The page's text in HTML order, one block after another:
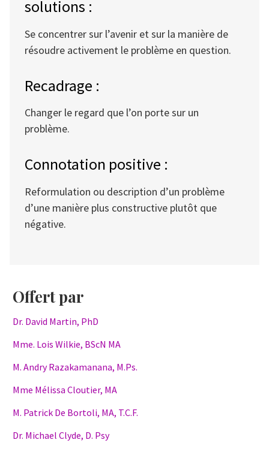
Offert par
Dr. David Martin, PhD
Mme. Lois Wilkie, BScN MA
M. Andry Razakamanana, M.Ps.
Mme Mélissa Cloutier, MA
M. Patrick De Bortoli, MA, T.C.F.
Dr. Michael Clyde, D. Psy
solutions :
Se concentrer sur l’avenir et sur la manière de
résoudre activement le problème en question.
Recadrage :
Changer le regard que l’on porte sur un
problème.
Connotation positive :
Reformulation ou description d’un problème
d’une manière plus constructive plutôt que
négative.